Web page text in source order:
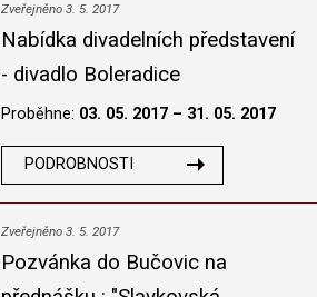
Zveřejněno 3. 5. 2017
Nabídka divadelních představení
- divadlo Boleradice
Proběhne: 03. 05. 2017 – 31. 05. 2017
PODROBNOSTI
Zveřejněno 3. 5. 2017
Pozvánka do Bučovic na